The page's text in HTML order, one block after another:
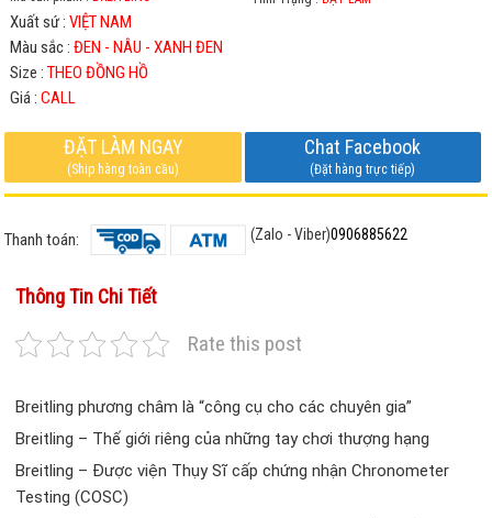
Xuất sứ : VIỆT NAM
Màu sắc : ĐEN - NÂU - XANH ĐEN
Size : THEO ĐỒNG HỒ
Giá : CALL
ĐẶT LÀM NGAY
(Ship hàng toàn cầu)
Chat Facebook
(Đặt hàng trực tiếp)
Thanh toán: (Zalo - Viber)0906885622
Thông Tin Chi Tiết
Rate this post
Breitling phương châm là “công cụ cho các chuyên gia”
Breitling – Thế giới riêng của những tay chơi thượng hạng
Breitling – Được viện Thụy Sĩ cấp chứng nhận Chronometer
Testing (COSC)